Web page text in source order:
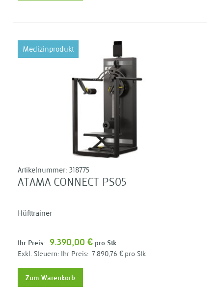
Medizinprodukt
Artikelnummer: 318775
ATAMA CONNECT PS05
Hüfttrainer
Ihr Preis: 9.390,00 € pro Stk
Ihr Preis: 7.890,76 € pro Stk
Zum Warenkorb